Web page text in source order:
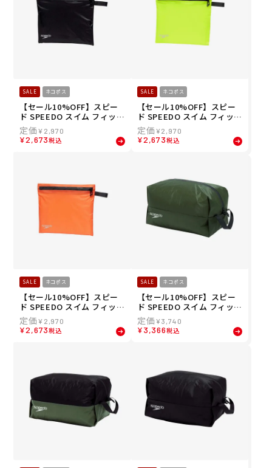
SALE ネコポス
【セール10%OFF】スピー
ド SPEEDO スイム フィット
ネス 競泳 鞄 バッグ ポーチ
ウォーター プルーフ フラッ
ト ポーチ Water Proof Flat
¥ 2,970
¥2,673税込
SALE ネコポス
【セール10%OFF】スピー
ド SPEEDO スイム フィット
ネス 競泳 鞄 バッグ ポーチ
ウォーター プルーフ フラッ
ト ポーチ Water Proof Flat
¥2,970
¥2,673税込
SALE ネコポス
【セール10%OFF】スピー
ド SPEEDO スイム フィット
ネス 競泳 鞄 バッグ ポーチ
ウォーター プルーフ フラッ
ト ポーチ Water Proof Flat
¥ 2,970
¥2,673税込
SALE ネコポス
【セール10%OFF】スピー
ド SPEEDO スイム フィット
ネス 競泳 鞄 バッグ ポーチ
ウォーター プルーフ エル W
ater Proof L SE22512-SK
¥3,740
¥3,366税込